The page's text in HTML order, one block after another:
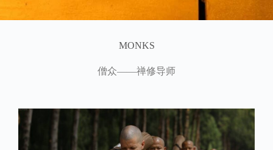
MONKS
僧众——禅修导师